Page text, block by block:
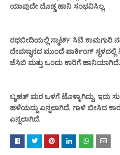
ಯಾವುದೇ ದೊಡ್ಡ ಹಾನಿ ಸಂಭವಿಸಿಲ್ಲ.
ರಥಬೀದಿಯಲ್ಲಿ ಸ್ಮಾರ್ಟ್ ಸಿಟಿ ಕಾಮಗಾರಿ
ದೇವಸ್ಥಾನದ ಮುಂದೆ ಪಾರ್ಕಿಂಗ್ ಸ್ಥಳದಲ್ಲಿ
ಜೆಸಿಬಿ ಮತ್ತು ಒಂದು ಕಾರಿಗೆ ಹಾನಿಯಾಗಿದೆ.
ಬೃಹತ್ ಮರ ಒಳಗೆ ಟೊಳ್ಳಾಗಿದ್ದು, ಇದು
ಹಳೆಯದ್ದು ಎನ್ನಲಾಗಿದೆ. ಗಾಳಿ ಬೀಸಿದ
ಎನ್ನಲಾಗಿದೆ.